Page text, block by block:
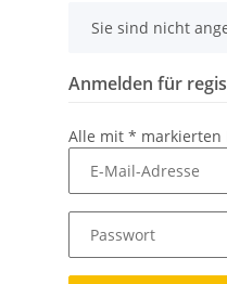
x
Sie sind nicht
Anmelden für
Alle mit * markierten
E-Mail-Adresse
Passwort